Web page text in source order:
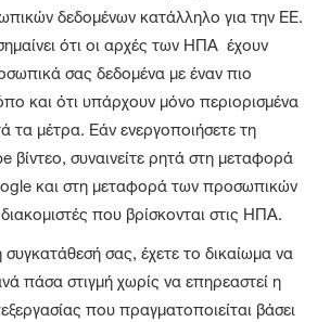
δεδομένων κατάλληλο για την ΕΕ.
ότι οι αρχές των ΗΠΑ έχουν
σας δεδομένα με έναν πιο
και ότι υπάρχουν μόνο περιορισμένα
τα μέτρα. Εάν ενεργοποιήσετε τη
βίντεο, συναινείτε ρητά στη μεταφορά
και στη μεταφορά των προσωπικών
που βρίσκονται στις ΗΠΑ.
συγκατάθεσή σας, έχετε το δικαίωμα να
πάσα στιγμή χωρίς να επηρεαστεί η
που πραγματοποιείται βάσει